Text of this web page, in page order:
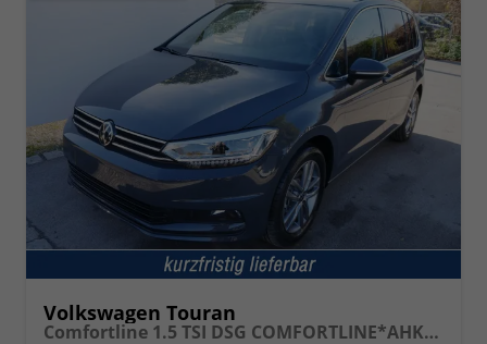
Volkswagen Touran
Comfortline 1.5 TSI DSG COMFORTLINE*AHK*NAVI*ACC*PDC*LED*SHZ*KAMERA*7-SITZER*17-ZOLL